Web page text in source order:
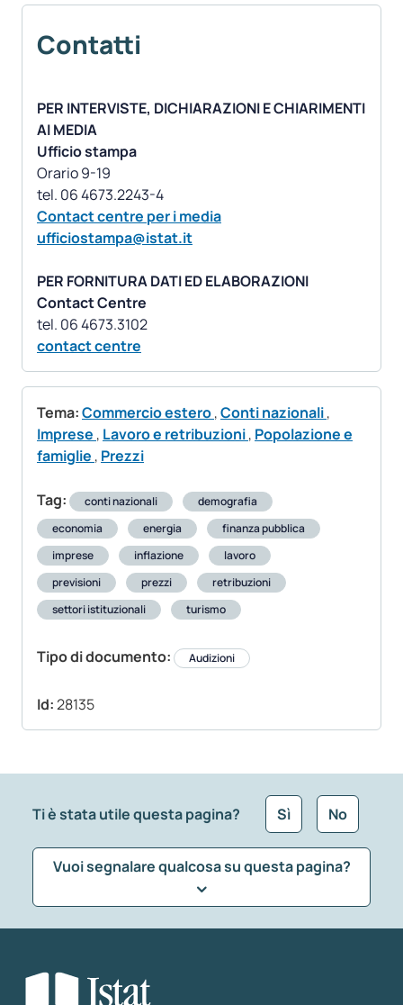
Contatti
PER INTERVISTE, DICHIARAZIONI E CHIARIMENTI
AI MEDIA
Ufficio stampa
Orario 9-19
Contact centre per i media
ufficiostampa@istat.it
PER FORNITURA DATI ED ELABORAZIONI
Contact Centre
contact centre
Tema:Commercio estero,Conti nazionali,
Imprese , Lavoro e retribuzioni, Popolazione e
famiglie , Prezzi
Tag: conti nazionali
demografia
economia
energia
finanza pubblica
imprese
inflazione
lavoro
previsioni
prezzi
retribuzioni
settori istituzionali
turismo
Tipo di documento: Audizioni
Id:28135
Ti è stata utile questa pagina? Sì No
Vuoi segnalare qualcosa su questa pagina?
Seleziona la tipologia della segnalazione